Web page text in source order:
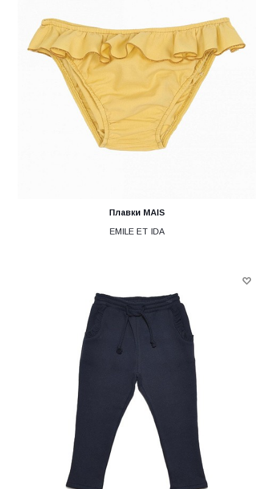
Плавки MAIS
EMILE ET IDA